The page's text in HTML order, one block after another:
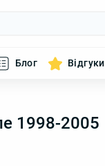
Блог Відгуки
1998-2005